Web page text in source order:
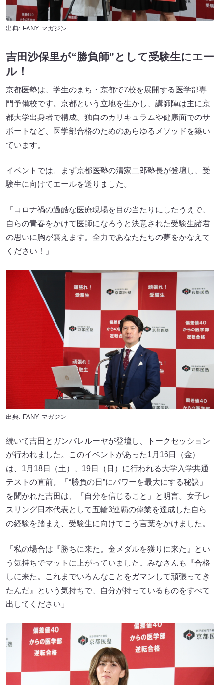
出典: FANY マガジン
吉田沙保里が“勝負師”として受験生にエー
ル！
京都医塾は、学生のまち・京都で7校を展開する医学部専
門予備校です。京都という立地を生かし、講師陣は主に京
都大学出身者で構成。独自のカリキュラムや健康面でのサ
ポートなど、医学部合格のためのあらゆるメソッドを築い
ています。
イベントでは、まず京都医塾の清家二郎塾長が登壇し、受
験生に向けてエールを送りました。
「コロナ禍の過酷な医療現場を目の当たりにしたうえで、
自らの青春をかけて医師になろうと決意された受験生諸君
の思いに胸が震えます。全力であなたたちの夢をかなえて
ください！」
出典: FANY マガジン
続いて吉田とガンバレルーヤが登壇し、トークセッション
が行われました。このイベントがあった1月16日（金）
は、1月18日（土）、19日（日）に行われる大学入学共通
テストの直前。「“勝負の日”にパワーを最大にする秘訣」
を聞かれた吉田は、「自分を信じること」と明言。女子レ
スリング日本代表として五輪3連覇の偉業を達成した自ら
の経験を踏まえ、受験生に向けてこう言葉をかけました。
「私の場合は『勝ちに来た。金メダルを獲りに来た』とい
う気持ちでマットに上がっていました。みなさんも『合格
しに来た。これまでいろんなことをガマンして頑張ってき
たんだ』という気持ちで、自分が持っているものをすべて
出してください」